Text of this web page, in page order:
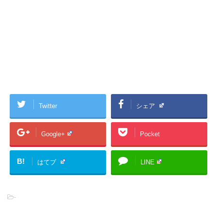
Twitter シェア
Google+ Pocket
B! はてブ LINE
-